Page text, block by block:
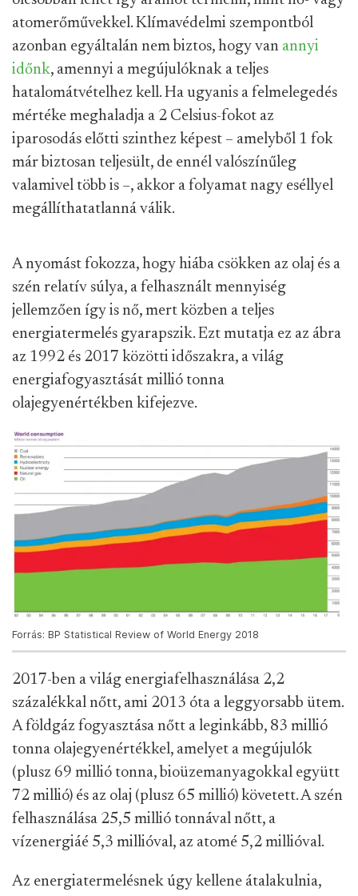
atomerőművekkel. Klímavédelmi szempontból
azonban egyáltalán nem biztos, hogy van annyi
időnk, amennyi a megújulóknak a teljes
hatalomátvételhez kell. Ha ugyanis a felmelegedés
mértéke meghaladja a 2 Celsius-fokot az
iparosodás előtti szinthez képest – amelyből 1 fok
már biztosan teljesült, de ennél valószínűleg
valamivel több is –, akkor a folyamat nagy eséllyel
megállíthatatlanná válik.
A nyomást fokozza, hogy hiába csökken az olaj és a
szén relatív súlya, a felhasznált mennyiség
jellemzően így is nő, mert közben a teljes
energiatermelés gyarapszik. Ezt mutatja ez az ábra
az 1992 és 2017 közötti időszakra, a világ
energiafogyasztását millió tonna
olajegyenértékben kifejezve.
Forrás: BP Statistical Review of World Energy 2018
2017-ben a világ energiafelhasználása 2,2
százalékkal nőtt, ami 2013 óta a leggyorsabb ütem.
A földgáz fogyasztása nőtt a leginkább, 83 millió
tonna olajegyenértékkel, amelyet a megújulók
(plusz 69 millió tonna, bioüzemanyagokkal együtt
72 millió) és az olaj (plusz 65 millió) követett. A szén
felhasználása 25,5 millió tonnával nőtt, a
vízenergiáé 5,3 millióval, az atomé 5,2 millióval.
Az energiatermelésnek úgy kellene átalakulnia,